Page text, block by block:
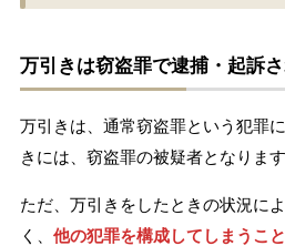
万引きは窃盗罪で逮捕・起訴
万引きは、通常窃盗罪という犯罪
きには、窃盗罪の被疑者となります
ただ、万引きをしたときの状況に
く、 他の犯罪を構成してしまうこ